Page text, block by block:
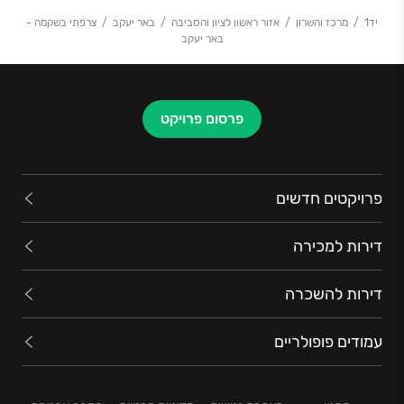
יד1 מרכז והשרון אזור ראשון לציון והסביבה באר יעקב
צרפתי בשקמה -
באר יעקב
פרסום פרויקט
פרויקטים חדשים
דירות למכירה
דירות להשכרה
עמודים פופולריים